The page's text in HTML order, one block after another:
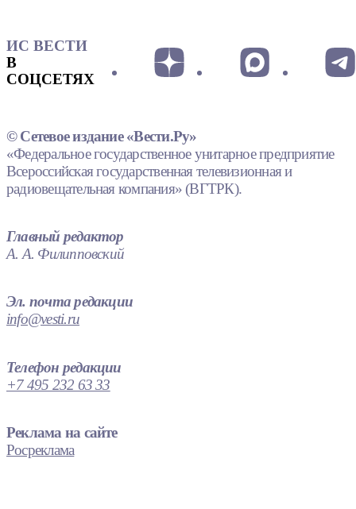
ИС ВЕСТИ
В
СОЦСЕТЯХ
© Сетевое издание «Вести.Ру»
«Федеральное государственное унитарное предприятие
Всероссийская государственная телевизионная и
радиовещательная компания» (ВГТРК).
Главный редактор
А. А. Филипповский
Эл. почта редакции
info@vesti.ru
Телефон редакции
+7 495 232 63 33
Реклама на сайте
Росреклама